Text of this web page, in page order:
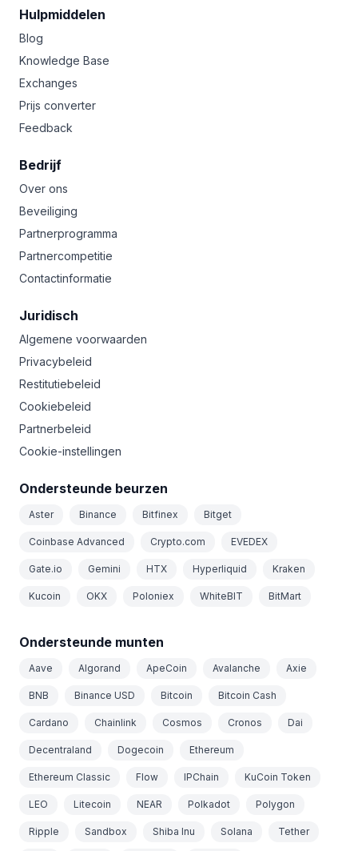
Hulpmiddelen
Blog
Knowledge Base
Exchanges
Prijs converter
Feedback
Bedrijf
Over ons
Beveiliging
Partnerprogramma
Partnercompetitie
Contactinformatie
Juridisch
Algemene voorwaarden
Privacybeleid
Restitutiebeleid
Cookiebeleid
Partnerbeleid
Cookie-instellingen
Ondersteunde beurzen
Aster Binance Bitfinex Bitget
Coinbase Advanced Crypto.com EVEDEX
Gate.io Gemini HTX Hyperliquid Kraken
Kucoin OKX Poloniex WhiteBIT BitMart
Ondersteunde munten
Aave Algorand ApeCoin Avalanche Axie
BNB Binance USD Bitcoin Bitcoin Cash
Cardano Chainlink Cosmos Cronos Dai
Decentraland Dogecoin Ethereum
Ethereum Classic Flow IPChain KuCoin Token
LEO Litecoin NEAR Polkadot Polygon
Ripple Sandbox Shiba Inu Solana Tether